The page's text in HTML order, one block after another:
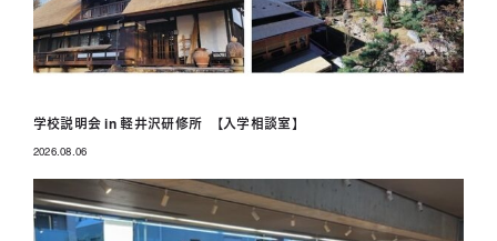
学校説明会 in 軽井沢研修所 【入学相談室】
2026.08.06